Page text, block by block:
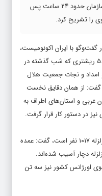
وضعیت امدادرسانی و اقدامات این سازمان حدود ۲۴ ساعت پس
با ایران اکونومیست،
با بیان اینکه دقایقی پس از وقوع زلزله ۵.۹ ریشتری که شب گذشته در
امداد و نجات جمعیت هلال
گفت: از همان دقایق نخست
غربی و استان‌های اطراف به
در دستور کار قرار گرفت.
وی با بیان اینکه آخرین شمار مصدومان زلزله ١٠١٧ نفر است، گفت: عمده
دچار آسیب شده‌اند.
اورژانس کشور نیز سه تن